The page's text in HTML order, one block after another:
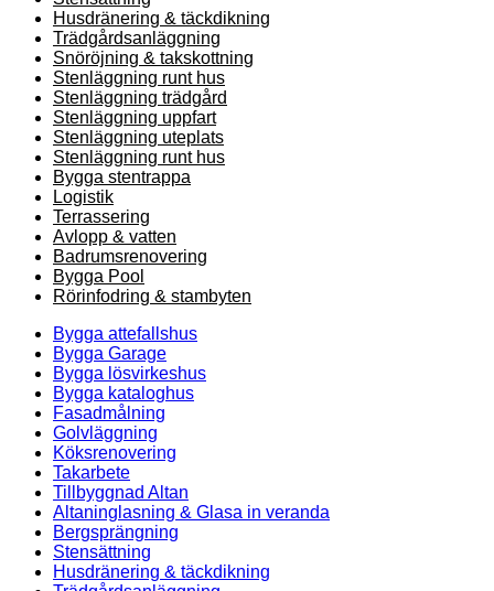
Husdränering & täckdikning
Trädgårdsanläggning
Snöröjning & takskottning
Stenläggning runt hus
Stenläggning trädgård
Stenläggning uppfart
Stenläggning uteplats
Stenläggning runt hus
Bygga stentrappa
Logistik
Terrassering
Avlopp & vatten
Badrumsrenovering
Bygga Pool
Rörinfodring & stambyten
Bygga attefallshus
Bygga Garage
Bygga lösvirkeshus
Bygga kataloghus
Fasadmålning
Golvläggning
Köksrenovering
Takarbete
Tillbyggnad Altan
Altaninglasning & Glasa in veranda
Bergsprängning
Stensättning
Husdränering & täckdikning